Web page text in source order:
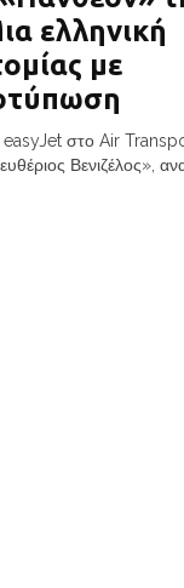
ελληνική
με
easyJet στο Air
Βενιζέλος»,